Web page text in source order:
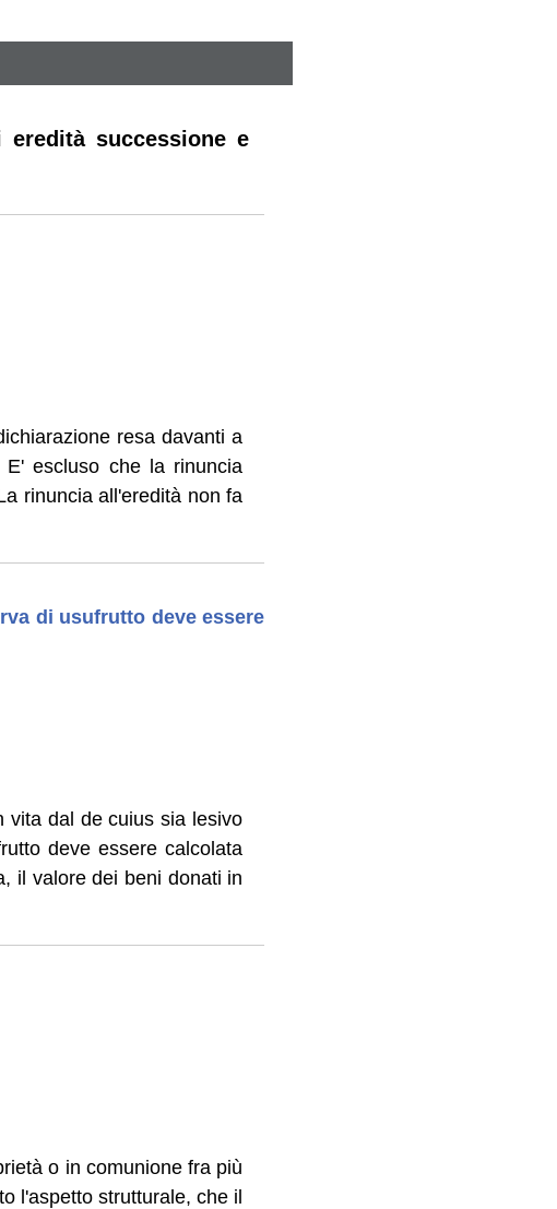
successione e
resa davanti a
escluso che la rinuncia
rinuncia all'eredità non fa
di usufrutto deve essere
vita dal de cuius sia lesivo
deve essere calcolata
il valore dei beni donati in
o in comunione fra più
l'aspetto strutturale, che il